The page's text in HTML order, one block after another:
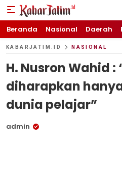
KABARJATIM.id
Kabar Jawa timuran
Beranda Nasional Daerah
KABARJATIM.ID NASIONAL
H. Nusron Wahid :
diharapkan
dunia pelajar”
admin